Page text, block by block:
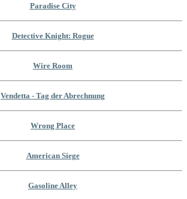
Paradise City
Detective Knight: Rogue
Wire Room
Vendetta - Tag der Abrechnung
Wrong Place
American Siege
Gasoline Alley